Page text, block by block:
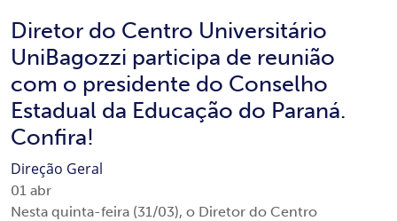
Diretor do Centro Universitário
UniBagozzi participa de reunião
com o presidente do Conselho
Estadual da Educação do Paraná.
Confira!
Direção Geral
01 abr
Nesta quinta-feira (31/03), o Diretor do Centro